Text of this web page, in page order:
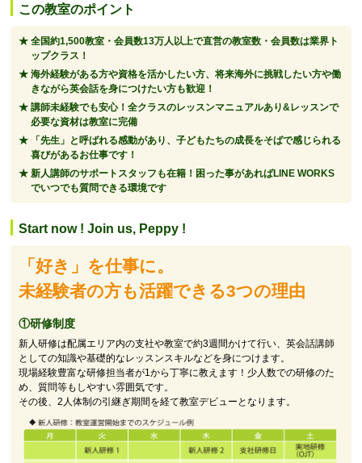
この教室のポイント
全国約1,500教室・会員数13万人以上で直営の教室数・会員数は業界ト
ップクラス！
海外経験がある方や資格を活かしたい方、将来海外に挑戦したい方や働
きながら英会話を身につけたい方も歓迎！
講師未経験でも安心！全クラスのレッスンマニュアルあり&レッスンで
必要な資材は教室に完備
「先生」と呼ばれる感動があり、子どもたちの成長をそばで感じられる
喜びがあるお仕事です！
新人講師のサポートスタッフも在籍！困った事があればLINE WORKS
でいつでも質問できる環境です
Start now ! Join us, Peppy !
「好き」を仕事に。
未経験者の方も活躍できる3つの理由
①研修制度
新人研修は配属エリア内の支社や教室で約3週間かけて行い、英会話講師
としての知識や基礎的なレッスンスキルなどを身につけます。
現場経験豊富な研修担当者が1から丁寧に教えます！少人数での研修のた
め、質問等もしやすい雰囲気です。
その後、2人体制の引継ぎ期間を経て教室デビューとなります。